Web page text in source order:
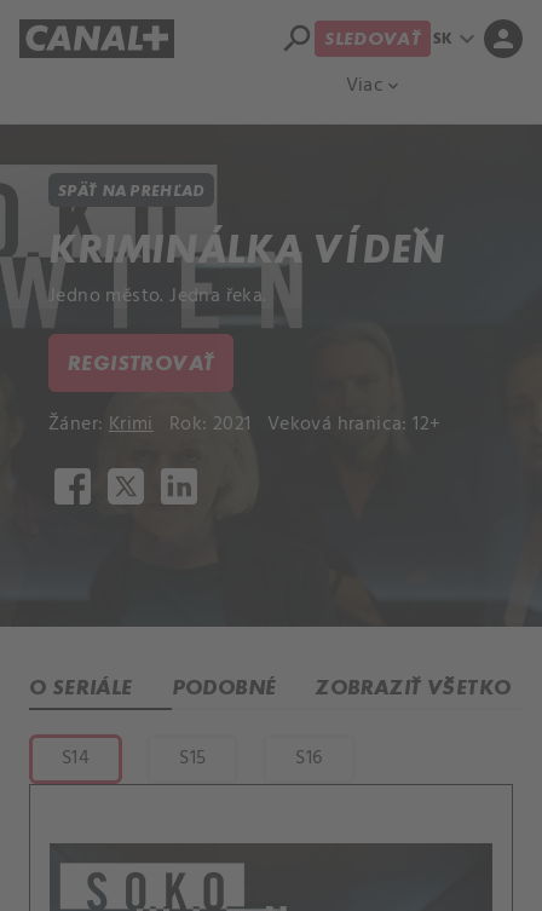
Viac expand_more
search SLEDOVAŤ SK expand_more person
SPÄŤ NA PREHĽAD
KRIMINÁLKA VÍDEŇ
Jedno město. Jedna řeka.
REGISTROVAŤ
Žáner: Krimi Rok: 2021 Veková hranica: 12+
O SERIÁLE PODOBNÉ ZOBRAZIŤ VŠETKO
S14 S15 S16